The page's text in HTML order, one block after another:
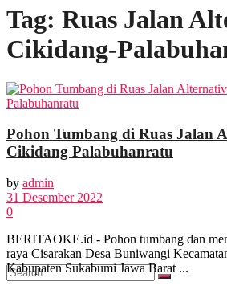
POLITIK
FOTO
Tag: Ruas Jalan
Cikidang-
Pohon Tumbang di Ruas Jalan
Cikidang Palabuhanratu
by admin
31 Desember 2022
0
BERITAOKE.id - Pohon tumbang dan
raya Cisarakan Desa Buniwangi
Kabupaten Sukabumi Jawa Barat ...